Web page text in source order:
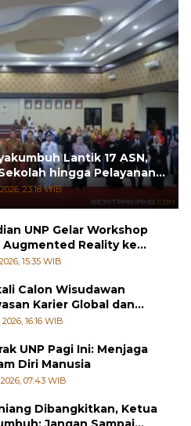
Lantik 17 ASN,
hingga Pelayanan
23:18 WIB
UNP Gelar Workshop
Augmented Reality ke
di Padang Pariaman
15:35 WIB
Calon Wisudawan
Karier Global dan
Kreatif
16:16 WIB
UNP Pagi Ini: Menjaga
Diri Manusia
07:43 WIB
Dibangkitkan, Ketua